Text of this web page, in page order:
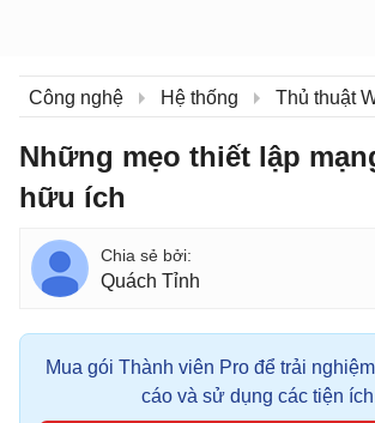
Công nghệ Hệ thống Thủ thuật
Những mẹo thiết lập
hữu ích
Quách Tỉnh
Mua gói Thành viên Pro để trải
cáo và sử dụng các tiện ích